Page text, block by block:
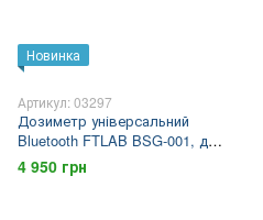
Новинка
Артикул: 03297
Дозиметр універсальний
Bluetooth FTLAB BSG-001, для
вимірювання Y і X
радіаційного забруднення і
4 950 грн